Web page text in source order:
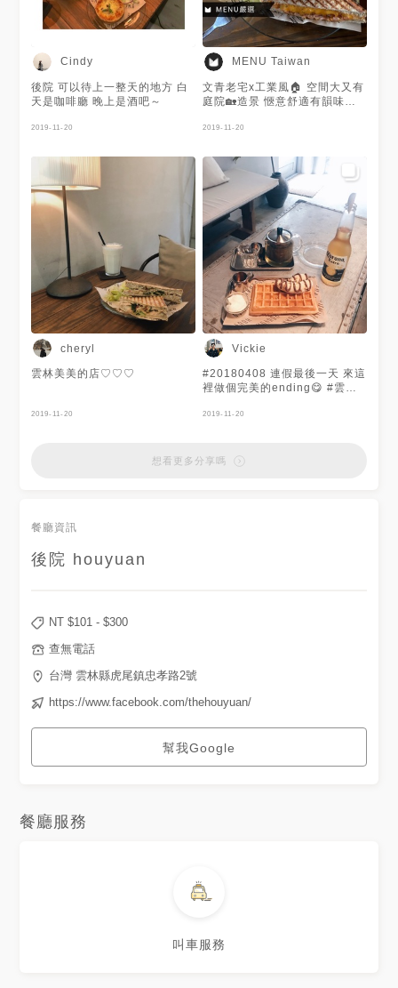
Cindy
後院 可以待上一整天的地方 白
天是咖啡廳 晚上是酒吧～
2019-11-20
MENU Taiwan
文青老宅x工業風🏠 空間大又有
庭院🏡造景 愜意舒適有韻味〰️
點不多但是美味 週末就來放鬆
❤️雲林也有很多美食的！超少人
去探訪，看了他的美食就好想去
鬆一下🤣
2019-11-20
cheryl
雲林美美的店♡♡♡
2019-11-20
Vickie
#20180408 連假最後一天 來這
裡做個完美的ending😋 #雲林#
2019-11-20
想看更多分享嗎
餐廳資訊
後院 houyuan
NT $101 - $300
查無電話
台灣 雲林縣虎尾鎮忠孝路2號
https://www.facebook.com/thehouyuan/
幫我Google
餐廳服務
叫車服務